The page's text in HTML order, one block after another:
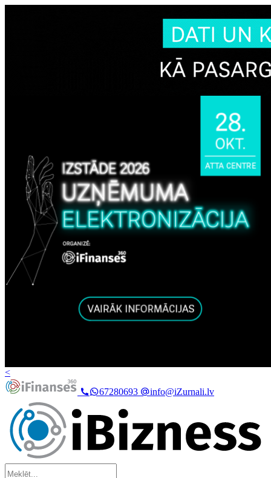
<
67280693
info@iZurnali.lv